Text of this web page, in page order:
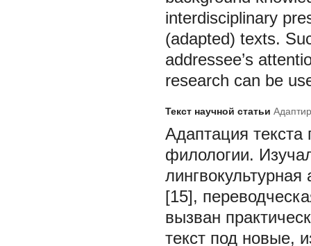
interdisciplinary
(adapted) texts.
addressee’s
research can be
Текст научной статьи
Адаптация
филологии.
[15],
вызван
текст под новые,